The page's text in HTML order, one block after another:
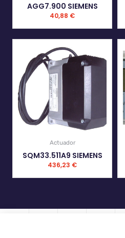
AGG7.900 SIEMENS
40,88 €
Actuador
SQM33.511A9 SIEMENS
436,23 €